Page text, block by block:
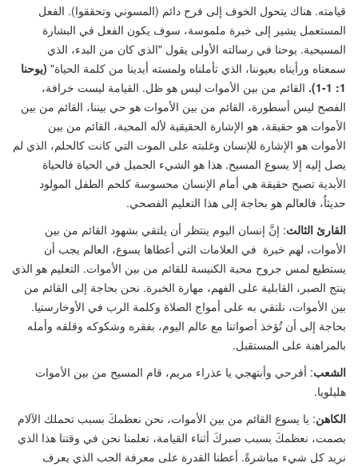
قيامته. هناك يتحول الخوف إلى فرح دائم (المسوني وتحققوا). الفعل
المستعمل يشير إلى خبرة ملموسة، سوف يكون الفعل في البشارة
المسيحية. يوحنا في رسالته الأولى يقول "الذي كان من البدء، الذي
سمعناه ورأيناه بعيوننا، الذي تأملناه ولمسته أيدينا من كلمة الحياة" (يوحنا
1: 1-1).
القائم من بين الأموات ليس هو ظل. القيامة ليست خرافة،
الفصح ليس أسطورة، القائم من بين الأموات هو حي بيننا، القائم من بين
الأموات هو حقيقة، هو الإشارة الحقيقية لأله المحبة، القائم من بين
الأموات هو الإشارة للإنسان وغلبته على الموت التي كانت كالحلم، الذي لم
يصل إليه إلا يسوع المسيح. هذا هو الشيء الجميل في الحياة فالحياة
الأبدية تصبح حقيقة هي أمام الإنسان محسوسة كلحم الطفل المولود
حديثاُ، فالعالم هو بحاجة إلى هذا التعليم الفصحي.
القارئ الثالث: إنَّ إنسان اليوم ينتظر أن يلتقي بشهود القائم من بين
الأموات، لهم خبرة في العلامات التي أعطاها يسوع، العالم يجب أن
يستطيع لمس جروح محبة الكنيسة للقائم من بين الأموات. التعليم هو الذي
ينتج الصبر، القابلية على الفهم، مهارة الخبرة. نحن بحاجة إلى القائم من
بين الأموات، نلتقي به على أمواج الصلاة وكلمة الرب في الأوخارستيا.
بحاجة إلى أن تُؤخذ أصواتنا مع عالم اليوم، بفقره وشكوكه وقلقه وأمله
بالمراهنة على المستقبل.
الشعب: أفرحي وأبتهجي يا عذراء مريم، قام المسيح من بين الأموات
هليلويا.
الكاهن: يا يسوع القائم من بين الأموات، نحن نعظمكَ بسبب تحملك الآلام
بصمت، نعظمكَ بسبب صبركَ أثناء القيامة، تعلمنا نحن في وقتنا هذا الذي
نريد كل شيء مباشرةً. أعطنا القدرة على معرفة الحب الذي يعرف